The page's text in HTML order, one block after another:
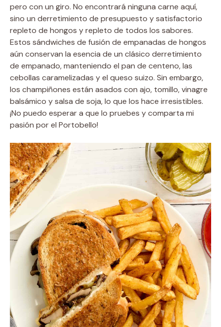
pero con un giro. No encontrará ninguna carne aquí,
sino un derretimiento de presupuesto y satisfactorio
repleto de hongos y repleto de todos los sabores.
Estos sándwiches de fusión de empanadas de hongos
aún conservan la esencia de un clásico derretimiento
de empanado, manteniendo el pan de centeno, las
cebollas caramelizadas y el queso suizo. Sin embargo,
los champiñones están asados con ajo, tomillo, vinagre
balsámico y salsa de soja, lo que los hace irresistibles.
¡No puedo esperar a que lo pruebes y comparta mi
pasión por el Portobello!